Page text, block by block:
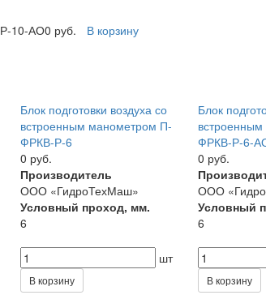
Р-10-АО0 руб.
В корзину
Блок подготовки воздуха со
встроенным манометром П-
ФРКВ-Р-6
0 руб.
Производитель
ООО «ГидроТехМаш»
Условный проход, мм.
6
шт
В корзину
Блок
ФРКВ-Р-6-
0 руб.
ООО
Условный
6
В корзину